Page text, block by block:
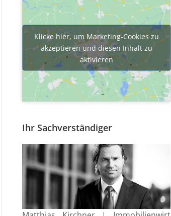
Klicke hier, um Marketing-Cookies zu
akzeptieren und diesen Inhalt zu
aktivieren
Ihr Sachverständiger